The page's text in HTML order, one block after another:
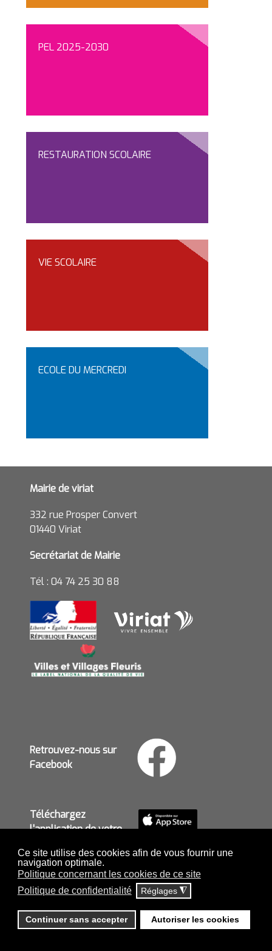
Ce site utilise des cookies afin de vous fournir une
navigation optimale.
Politique concernant les cookies de ce site
Politique de confidentialité
Réglages ◮
Continuer sans accepter Autoriser les cookies
PEL 2025-2030
RESTAURATION SCOLAIRE
VIE SCOLAIRE
ECOLE DU MERCREDI
Mairie de viriat
332 rue Prosper Convert
01440 Viriat
Secrétariat de Mairie
Tél : 04 74 25 30 88
Retrouvez-nous sur
Facebook
Téléchargez
l'application de votre
CONFIDENTIALITÉ-POLITIQUE CONCERNANT LES